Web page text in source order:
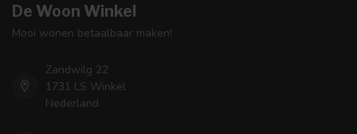
De Woon Winkel
Mooi wonen betaalbaar maken!
Zandwilg 22
1731 LS Winkel
Nederland